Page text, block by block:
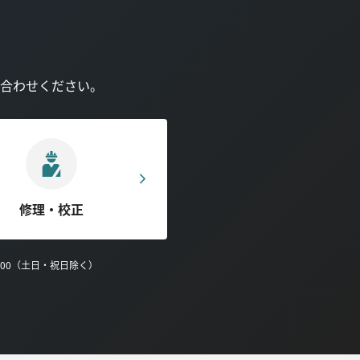
わせください。
修理・校正
（土日・祝日除く）